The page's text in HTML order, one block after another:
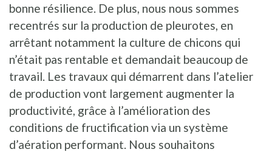
bonne résilience. De plus, nous nous sommes
recentrés sur la production de pleurotes, en
arrêtant notamment la culture de chicons qui
n’était pas rentable et demandait beaucoup de
travail. Les travaux qui démarrent dans l’atelier
de production vont largement augmenter la
productivité, grâce à l’amélioration des
conditions de fructification via un système
d’aération performant. Nous souhaitons